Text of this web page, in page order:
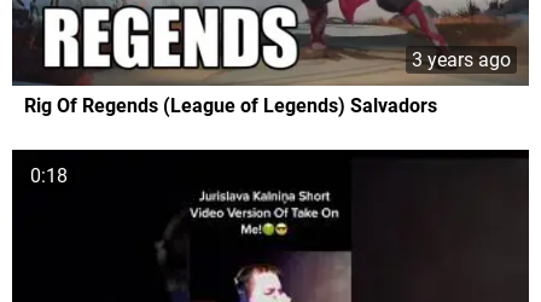
3 years ago
Rig Of Regends (League of Legends) Salvadors
0:18